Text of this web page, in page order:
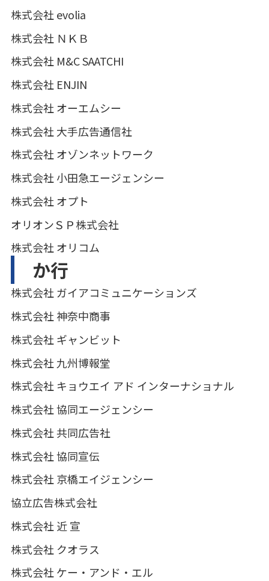
株式会社 evolia
株式会社 ＮＫＢ
株式会社 M&C SAATCHI
株式会社 ENJIN
株式会社 オーエムシー
株式会社 大手広告通信社
株式会社 オゾンネットワーク
株式会社 小田急エージェンシー
株式会社 オプト
オリオンＳＰ株式会社
株式会社 オリコム
か行
株式会社 ガイアコミュニケーションズ
株式会社 神奈中商事
株式会社 ギャンビット
株式会社 九州博報堂
株式会社 キョウエイ アド インターナショナル
株式会社 協同エージェンシー
株式会社 共同広告社
株式会社 協同宣伝
株式会社 京橋エイジェンシー
協立広告株式会社
株式会社 近 宣
株式会社 クオラス
株式会社 ケー・アンド・エル